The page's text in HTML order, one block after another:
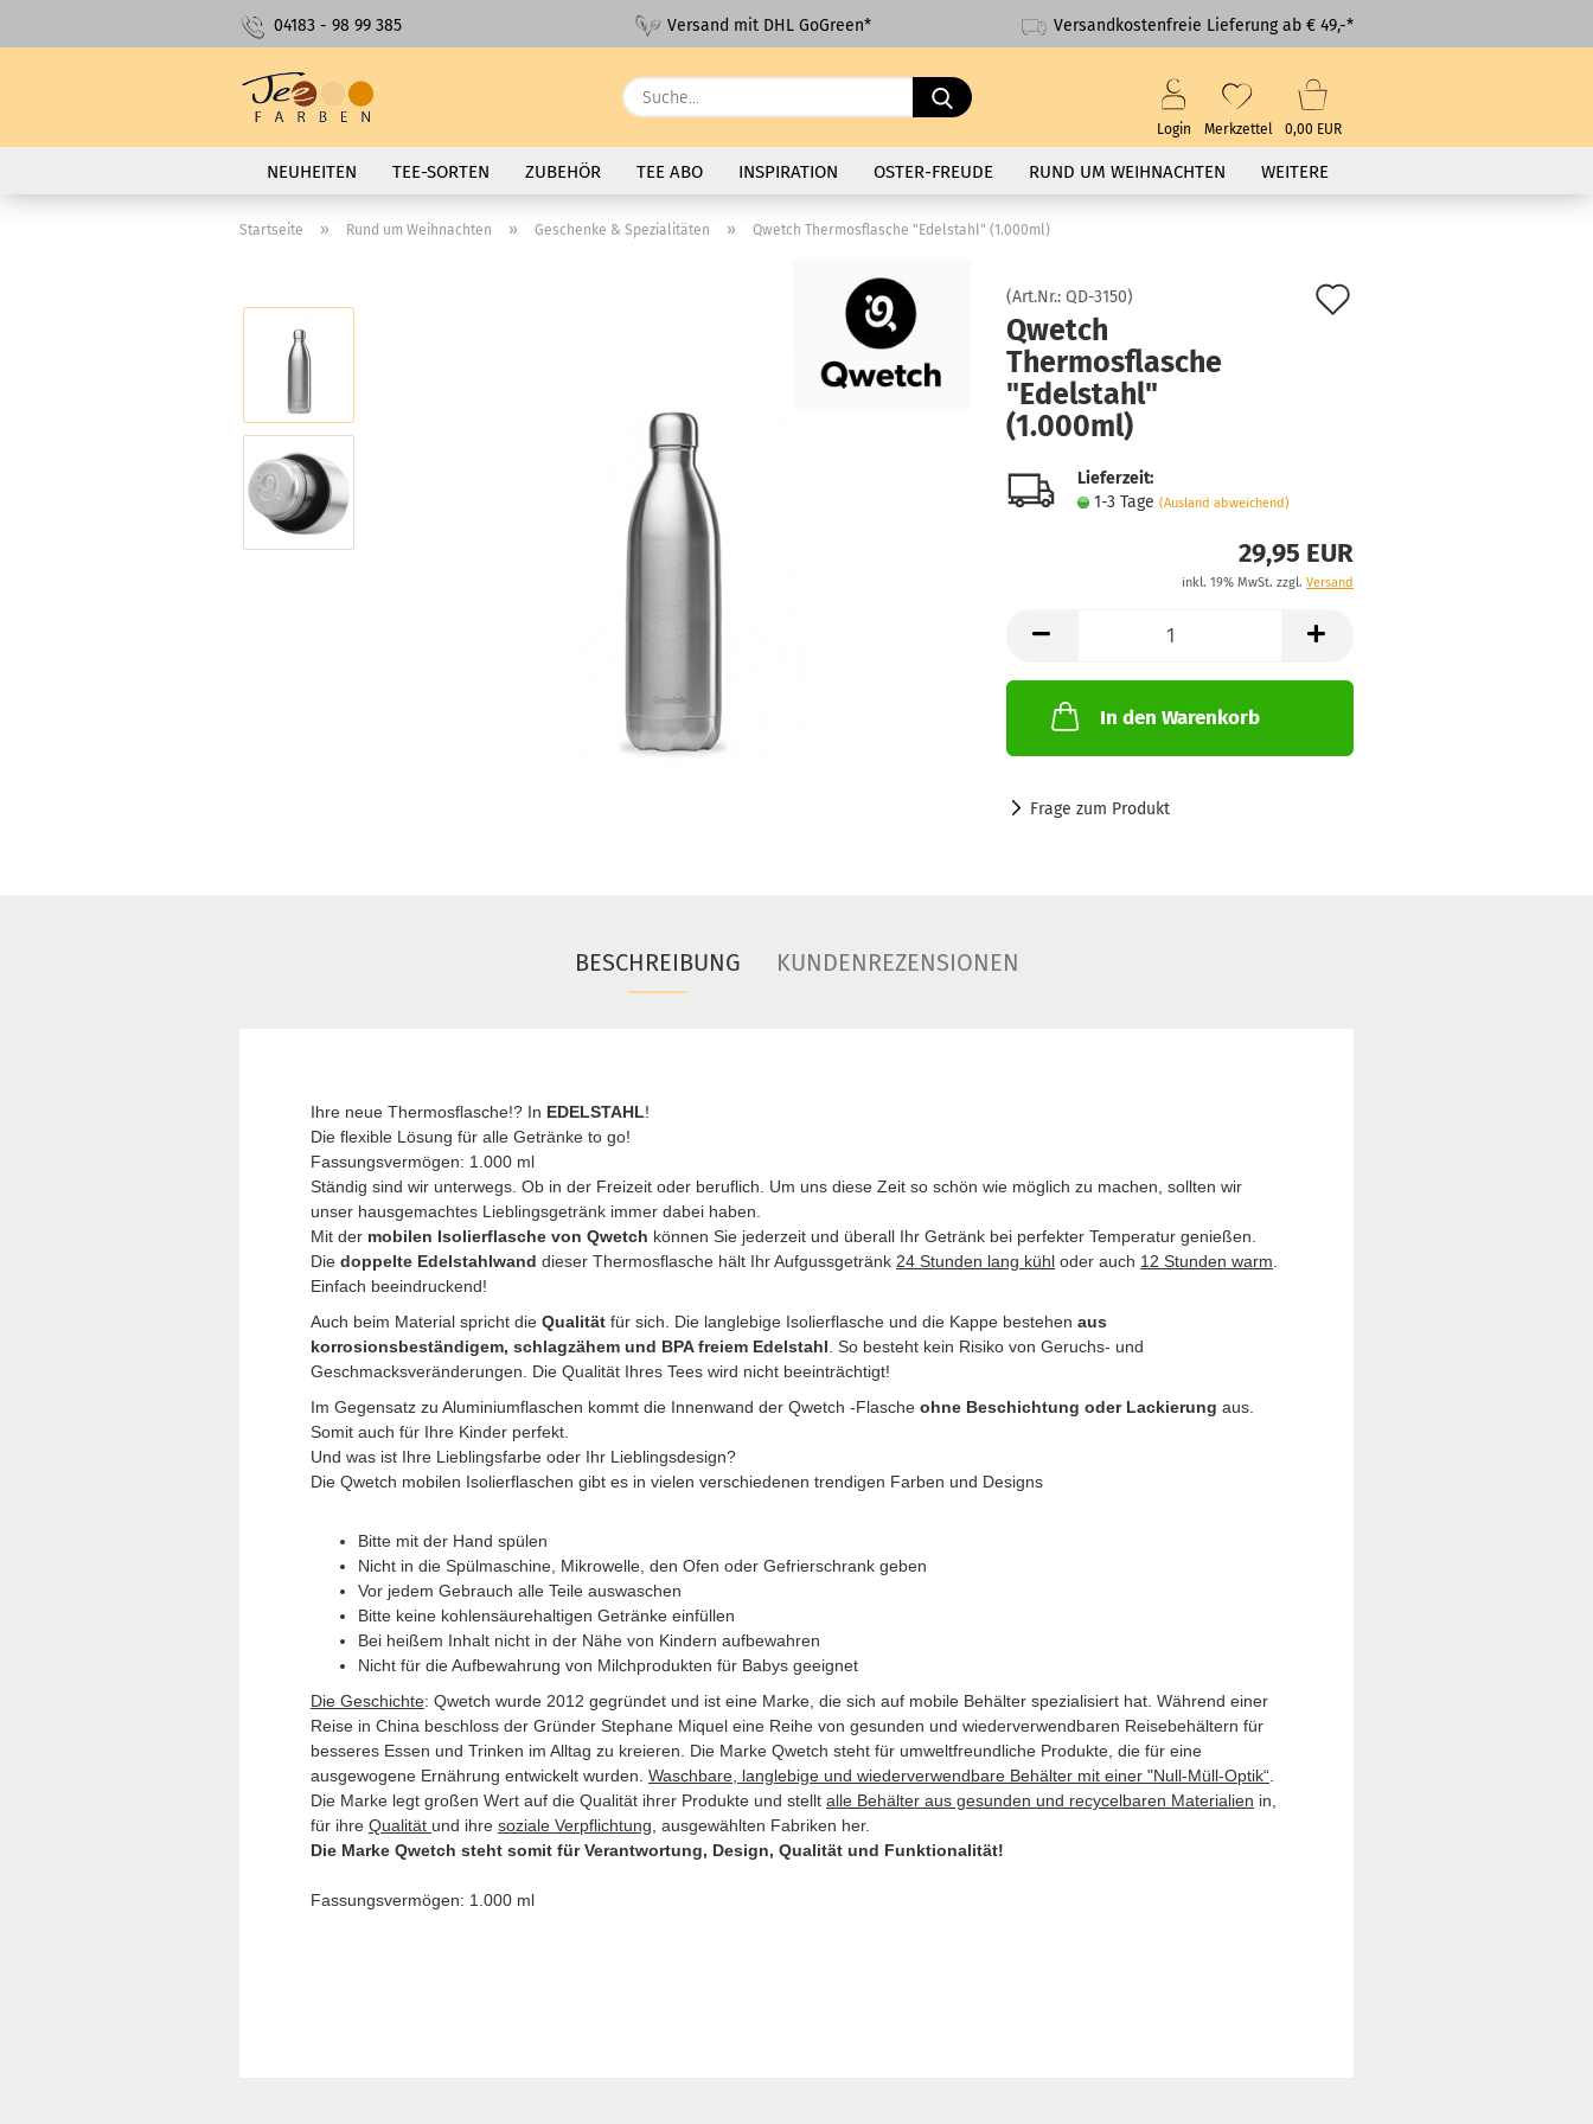
04183 - 98 99 385 Versand mit DHL GoGreen* Versandkostenfreie Lieferung ab € 49,-*
Suche...
Login Merkzettel 0,00 EUR
NEUHEITEN TEE-SORTEN ZUBEHÖR TEE ABO INSPIRATION OSTER-FREUDE RUND UM WEIHNACHTEN WEITERE
Startseite » Rund um Weihnachten » Geschenke & Spezialitäten » Qwetch Thermosflasche "Edelstahl" (1.000ml)
(Art.Nr.: QD-3150)
Qwetch
Thermosflasche
"Edelstahl"
(1.000ml)
Lieferzeit:
1-3 Tage (Ausland abweichend)
29,95 EUR
inkl. 19% MwSt. zzgl. Versand
In den Warenkorb
Frage zum Produkt
BESCHREIBUNG KUNDENREZENSIONEN
Ihre neue Thermosflasche!? In EDELSTAHL!
Die flexible Lösung für alle Getränke to go!
Fassungsvermögen: 1.000 ml
Ständig sind wir unterwegs. Ob in der Freizeit oder beruflich. Um uns diese Zeit so schön wie möglich zu machen, sollten wir
unser hausgemachtes Lieblingsgetränk immer dabei haben.
Mit der mobilen Isolierflasche von Qwetch können Sie jederzeit und überall Ihr Getränk bei perfekter Temperatur genießen.
Die doppelte Edelstahlwand dieser Thermosflasche hält Ihr Aufgussgetränk 24 Stunden lang kühl oder auch 12 Stunden warm
Einfach beeindruckend!
Auch beim Material spricht die Qualität für sich. Die langlebige Isolierflasche und die Kappe bestehen aus
korrosionsbeständigem, schlagzähem und BPA freiem Edelstahl . So besteht kein Risiko von Geruchs- und
Geschmacksveränderungen. Die Qualität Ihres Tees wird nicht beeinträchtigt!
Im Gegensatz zu Aluminiumflaschen kommt die Innenwand der Qwetch -Flasche ohne Beschichtung oder Lackierung aus.
Somit auch für Ihre Kinder perfekt.
Und was ist Ihre Lieblingsfarbe oder Ihr Lieblingsdesign?
Die Qwetch mobilen Isolierflaschen gibt es in vielen verschiedenen trendigen Farben und Designs
Bitte mit der Hand spülen
Nicht in die Spülmaschine, Mikrowelle, den Ofen oder Gefrierschrank geben
Vor jedem Gebrauch alle Teile auswaschen
Bitte keine kohlensäurehaltigen Getränke einfüllen
Bei heißem Inhalt nicht in der Nähe von Kindern aufbewahren
Nicht für die Aufbewahrung von Milchprodukten für Babys geeignet
Die Geschichte: Qwetch wurde 2012 gegründet und ist eine Marke, die sich auf mobile Behälter spezialisiert hat. Während einer
Reise in China beschloss der Gründer Stephane Miquel eine Reihe von gesunden und wiederverwendbaren Reisebehältern für
besseres Essen und Trinken im Alltag zu kreieren. Die Marke Qwetch steht für umweltfreundliche Produkte, die für eine
ausgewogene Ernährung entwickelt wurden. Waschbare, langlebige und wiederverwendbare Behälter mit einer "Null-Müll-Optik“
Die Marke legt großen Wert auf die Qualität ihrer Produkte und stellt alle Behälter aus gesunden und recycelbaren Materialien in,
für ihre Qualität und ihre soziale Verpflichtung , ausgewählten Fabriken her.
Die Marke Qwetch steht somit für Verantwortung, Design, Qualität und Funktionalität!
Fassungsvermögen: 1.000 ml